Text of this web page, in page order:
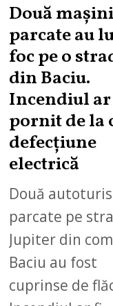
Două mașini
parcate au
foc pe o
din Baciu.
Incendiul
pornit de la
defecțiune
electrică
Două
parcate pe
Jupiter din
Baciu au fost
cuprinse de